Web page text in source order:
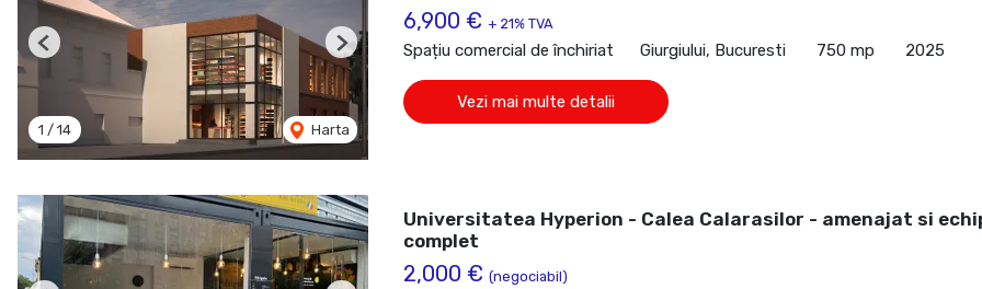
1 / 14 Harta
Previous Next
6,900 € + 21% TVA
Spațiu comercial de închiriat Giurgiului, Bucuresti 750 mp 2025
Vezi mai multe detalii
Universitatea Hyperion - Calea Calarasilor - amenajat si
complet
2,000 € (negociabil)